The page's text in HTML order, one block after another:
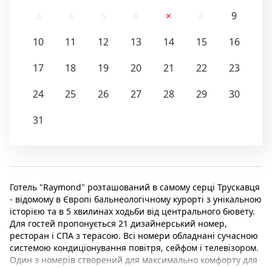
7
9
10
11 12 13 14 15
16
17
18 19 20 21 22
23
24
25 26 27 28 29
30
31
Готель "Raymond" розташований в самому серці Трускавця
- відомому в Європі бальнеологічному курорті з унікальною
історією та в 5 хвилинах ходьби від центрального бювету.
Для гостей пропонується 21 дизайнерський номер,
ресторан і СПА з терасою. Всі номери обладнані сучасною
системою кондиціонування повітря, сейфом і телевізором.
Один з номерів створений для максимально комфорту для